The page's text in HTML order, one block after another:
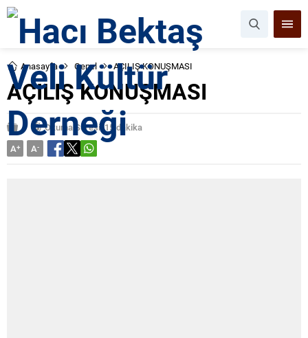
Anasayfa Genel AÇILIŞ KONUŞMASI
AÇILIŞ KONUŞMASI
Okuma Süresi: 15 dakika
A+ A-